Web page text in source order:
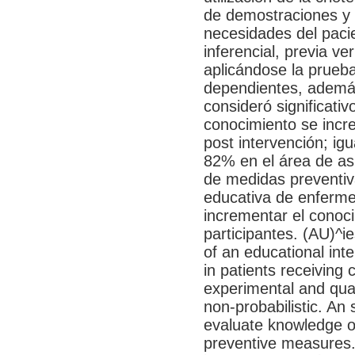
de demostraciones
necesidades del
inferencial, previa
aplicándose la
dependientes,
consideró
conocimiento se
post intervención;
82% en el área de
de medidas
educativa de
incrementar el
participantes.
of an educational
in patients receiving
experimental and
non-probabilistic. An
evaluate knowledge
preventive